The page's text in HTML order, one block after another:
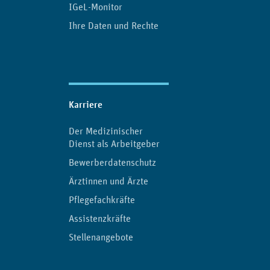
IGeL-Monitor
Ihre Daten und Rechte
Karriere
Der Medizinischer
Dienst als Arbeitgeber
Bewerberdatenschutz
Ärztinnen und Ärzte
Pflegefachkräfte
Assistenzkräfte
Stellenangebote